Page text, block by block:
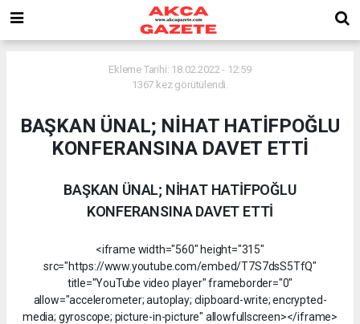
Ekleme Tarihi: 18.02.2022 - 12:59
1367 kez görütülendi.
BAŞKAN ÜNAL; NİHAT HATİFPOĞLU
KONFERANSINA DAVET ETTİ
BAŞKAN ÜNAL; NİHAT HATİFPOĞLU
KONFERANSINA DAVET ETTİ
<iframe width="560" height="315"
src="https://www.youtube.com/embed/T7S7dsS5TfQ"
title="YouTube video player" frameborder="0"
allow="accelerometer; autoplay; clipboard-write; encrypted-
media; gyroscope; picture-in-picture" allowfullscreen></iframe>